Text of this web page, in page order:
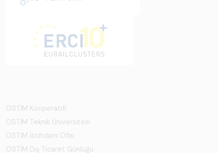
OSTİM Kooperatifi
OSTİM Teknik Üniversitesi
OSTİM İstihdam Ofisi
OSTİM Dış Ticaret Günlüğü